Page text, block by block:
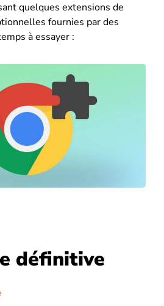
quelques extensions de
fournies par des
à essayer :
définitive